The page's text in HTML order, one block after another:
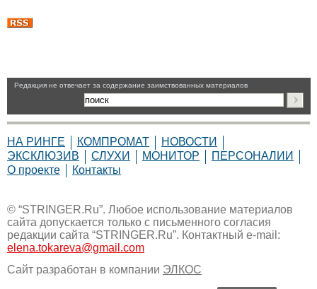
Pедакция не отвечает за содержание заимствованных материалов
НА РИНГЕ КОМПРОМАТ
НОВОСТИ
ЭКСКЛЮЗИВ
СЛУХИ МОНИТОР
ПЕРСОНАЛИИ
О проекте
Контакты
© “STRINGER.Ru”. Любое использование материалов
сайта допускается только с письменного согласия
редакции сайта “STRINGER.Ru”. Контактный e-mail:
elena.tokareva@gmail.com
Сайт разработан в компании ЭЛКОС